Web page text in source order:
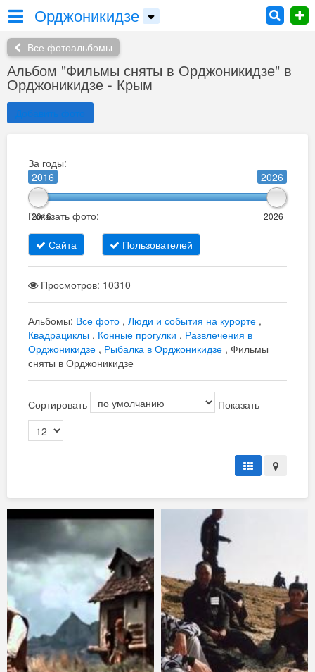
Орджоникидзе
Все фотоальбомы
Альбом "Фильмы сняты в Орджоникидзе" в
Орджоникидзе - Крым
Добавить фото
За годы:
2016 2026
2016 2026
Показать фото:
Сайта Пользователей
Просмотров: 10310
Альбомы: Все фото , Люди и события на курорте ,
Квадрациклы , Конные прогулки , Развлечения в
Орджоникидзе , Рыбалка в Орджоникидзе , Фильмы
сняты в Орджоникидзе
Сортировать Показать